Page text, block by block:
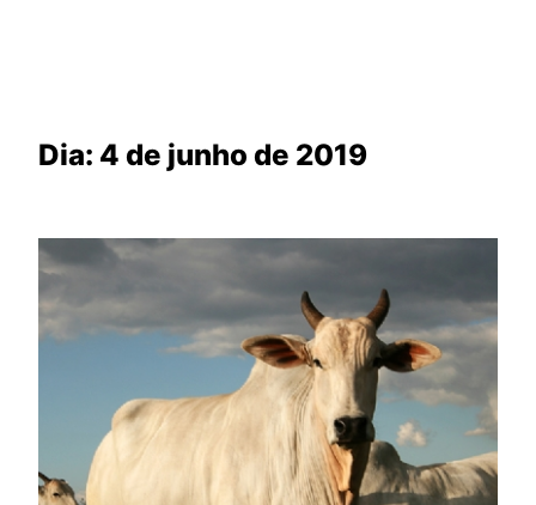
Dia: 4 de junho de 2019